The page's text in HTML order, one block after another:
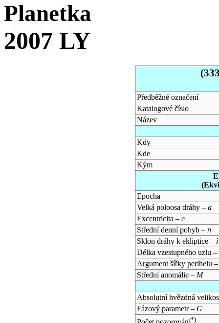
Planetka
2007 LY
Předběžné označení
Katalogové číslo
Název
Kdy
Kde
Kým
Epocha
Velká poloosa dráhy – a
Excentricita – e
Střední denní pohyb – n
Sklon dráhy k ekliptice – i
Délka vzestupného uzlu –
Argument šířky perihelu
Střední anomálie – M
Absolutní hvězdná
Fázový parametr – G
*)